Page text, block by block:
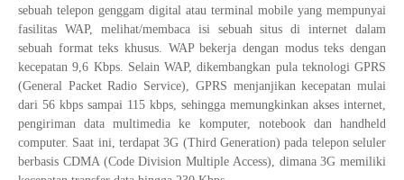
sebuah telepon genggam digital atau terminal mobile yang mempunyai
fasilitas WAP, melihat/membaca isi sebuah situs di internet dalam
sebuah format teks khusus. WAP bekerja dengan modus teks dengan
kecepatan 9,6 Kbps. Selain WAP, dikembangkan pula teknologi GPRS
(General Packet Radio Service), GPRS menjanjikan kecepatan mulai
dari 56 kbps sampai 115 kbps, sehingga memungkinkan akses internet,
pengiriman data multimedia ke komputer, notebook dan handheld
computer. Saat ini, terdapat 3G (Third Generation) pada telepon seluler
berbasis CDMA (Code Division Multiple Access), dimana 3G memiliki